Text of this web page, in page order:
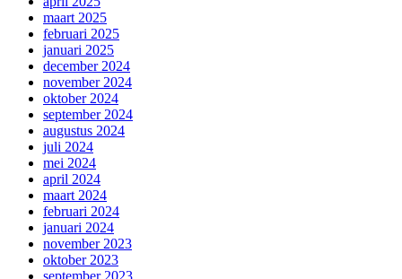
maart 2025
februari 2025
januari 2025
december 2024
november 2024
oktober 2024
september 2024
augustus 2024
juli 2024
mei 2024
april 2024
maart 2024
februari 2024
januari 2024
november 2023
oktober 2023